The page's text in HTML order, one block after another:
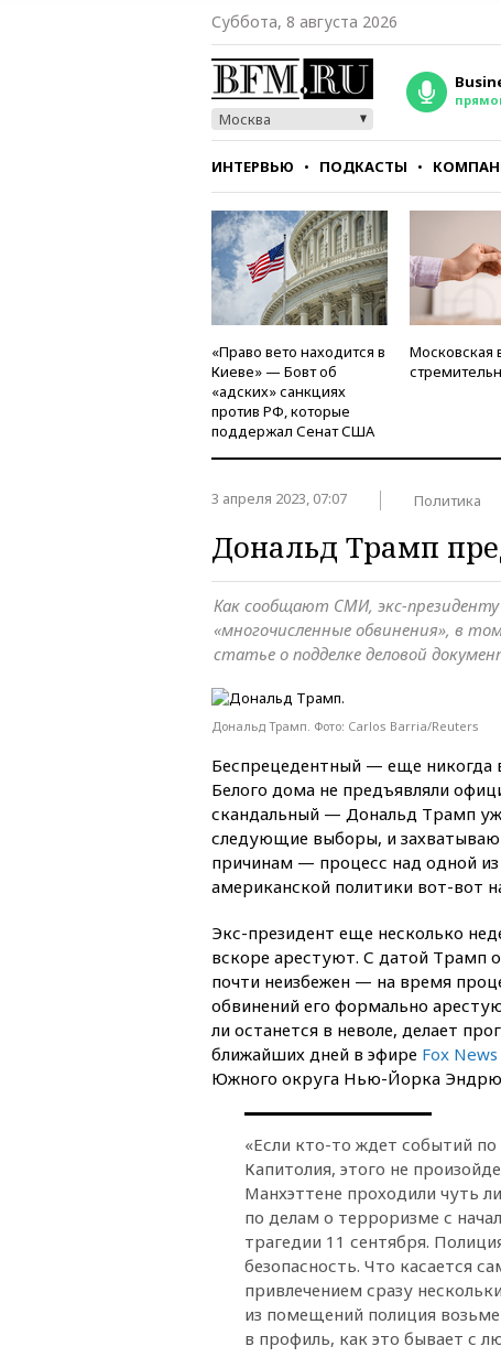
Суббота, 8 августа 2026
Москва
ИНТЕРВЬЮ ПОДКАСТЫ
СТИЛЬ ТЕСТЫ
«Право вето находится в
Киеве» — Бовт об
«адских» санкциях
против РФ, которые
поддержал Сенат США
Московская
3 апреля 2023, 07:07 Политика
Дональд Трамп
Как сообщают СМИ, экс-
«многочисленные обвинения», в
статье о подделке деловой
Дональд Трамп. Фото: Carlos Barria/Reuters
Беспрецедентный — еще никогда
Белого дома не предъявляли
скандальный — Дональд Трамп
следующие выборы, и
причинам — процесс над одной
американской политики вот-вот
Экс-президент еще несколько
вскоре арестуют. С датой Трамп
почти неизбежен — на время
обвинений его формально
ли останется в неволе, делает
ближайших дней в эфире Fox News
Южного округа Нью-Йорка
«Если кто-то ждет событий
Капитолия, этого не
Манхэттене проходили чуть
по делам о терроризме с
трагедии 11 сентября.
безопасность. Что касается
привлечением сразу
из помещений полиция
в профиль, как это бывает с